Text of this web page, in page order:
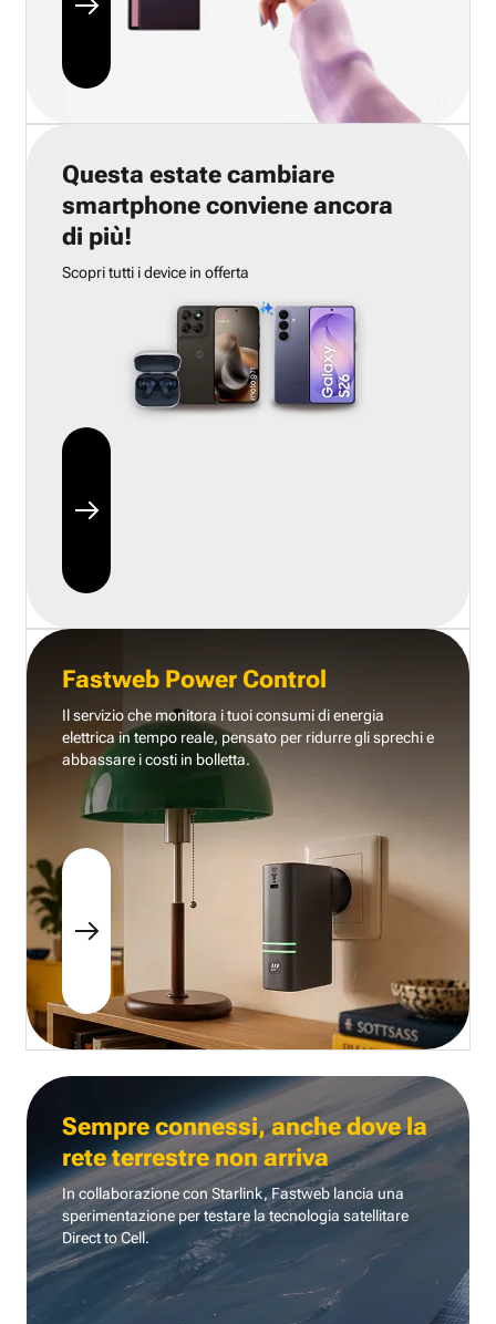
Questa estate cambiare
smartphone conviene ancora
di più!
Scopri tutti i device in offerta
Fastweb Power Control
Il servizio che monitora i tuoi consumi di energia
elettrica in tempo reale, pensato per ridurre gli sprechi e
abbassare i costi in bolletta.
Sempre connessi, anche dove la
rete terrestre non arriva
In collaborazione con Starlink, Fastweb lancia una
sperimentazione per testare la tecnologia satellitare
Direct to Cell.